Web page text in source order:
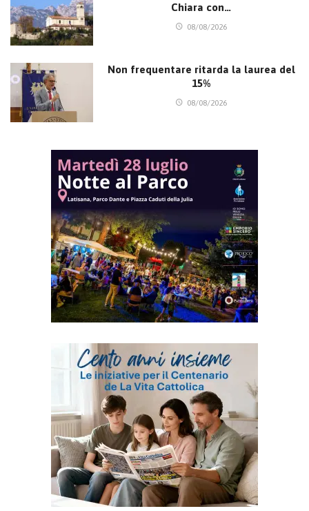
Chiara con…
08/08/2026
Non frequentare ritarda la laurea del
15%
08/08/2026